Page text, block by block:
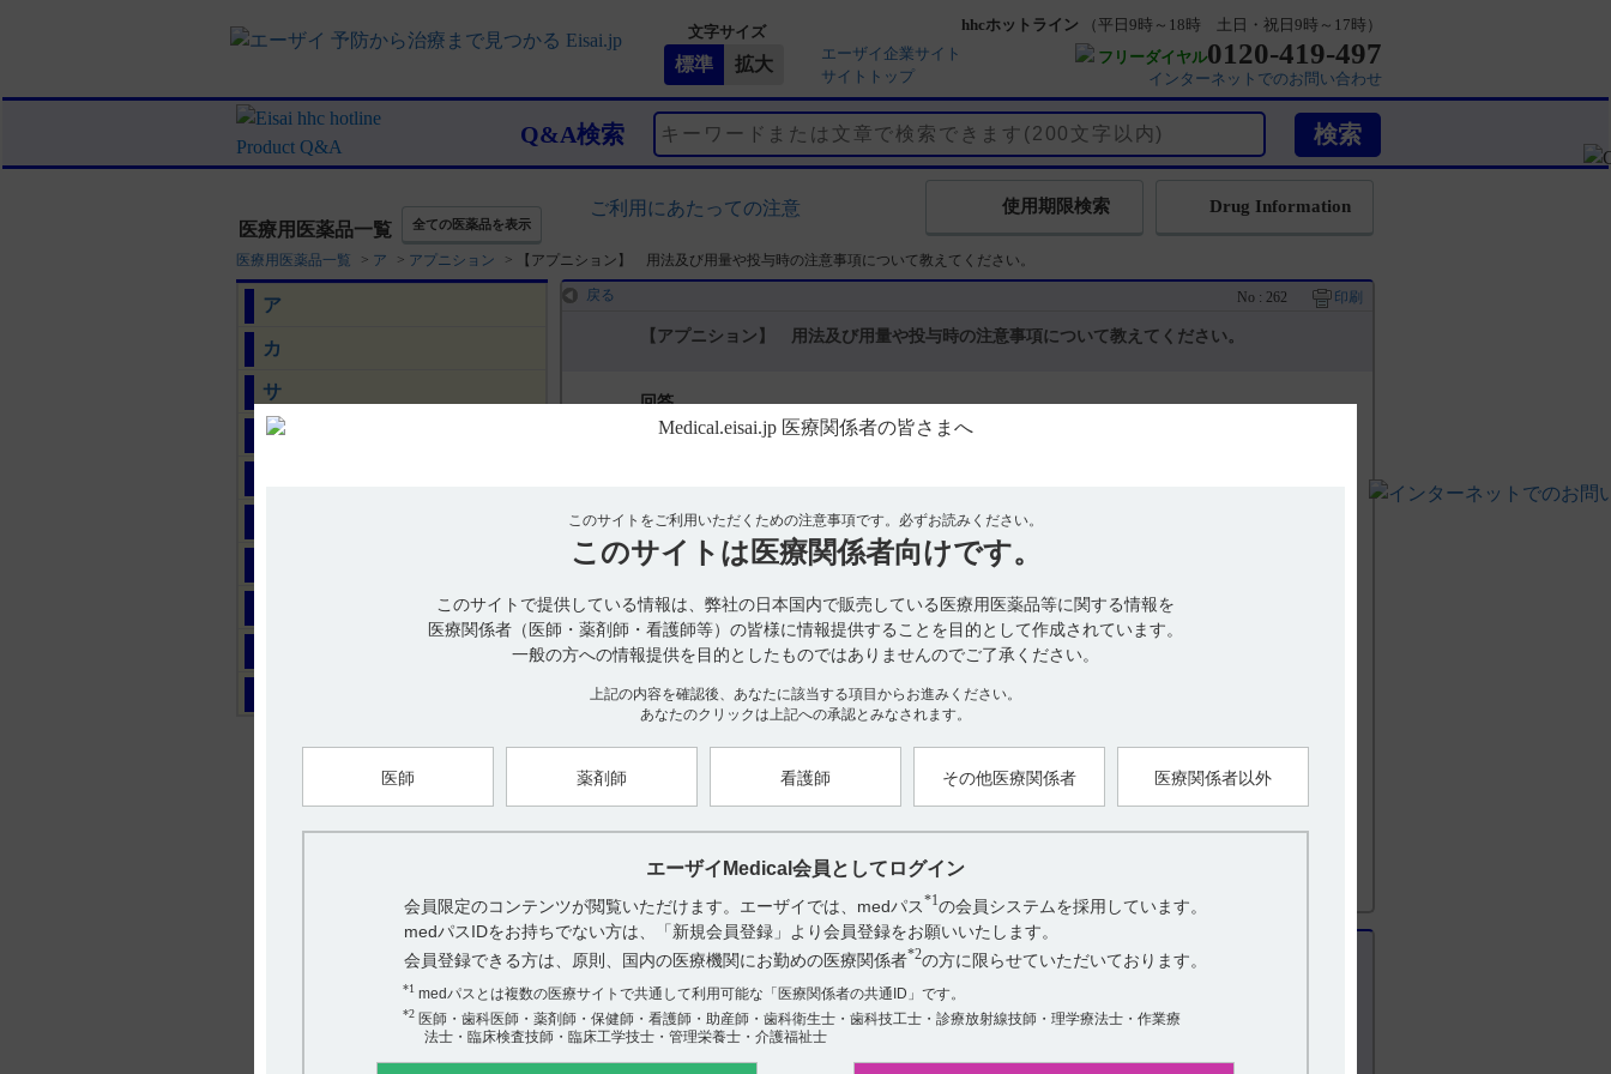
文字サイズ
エーザイ企業サイト
サイトトップ
hhcホットライン
（平日9時～18時 土日・祝日9時～17時）
フリーダイヤル0120-419-497
インターネットでのお問い合わせ
Q&A検索
医療用医薬品一覧 全ての医薬品を表示
ご利用にあたっての注意 Drug Information
使用期限検索
医療用医薬品一覧 > ア > アプニション > 【アプニション】 用法及び用量や投与時の注意事項について教えてください。
ア
カ
サ
タ
このサイトをご利用いただくための注意事項です。 必ずお読みください。
このサイトは 医療関係者向けです。
このサイトで提供している情報は、弊社の日本国内で販売している医療用医薬品等に関する情報を
医療関係者（医師・薬剤師・看護師等）の皆様に情報提供することを目的として作成されています。
一般の方への情報提供を目的としたものではありませんのでご了承ください。
上記の内容を確認後、あなたに該当する項目からお進みください。
あなたのクリックは上記への承認とみなされます。
医師 薬剤師 看護師 その他医療関係者 医療関係者以外
エーザイMedical会員としてログイン
会員限定のコンテンツが閲覧いただけます。エーザイでは、medパス*1の会員システムを採用しています。
medパスIDをお持ちでない方は、「新規会員登録」より会員登録をお願いいたします。
会員登録できる方は、原則、国内の医療機関にお勤めの医療関係者*2の方に限らせていただいております。
*1medパスとは複数の医療サイトで共通して利用可能な「医療関係者の共通ID」です。
*2医師・歯科医師・薬剤師・保健師・看護師・助産師・歯科衛生士・歯科技工士・診療放射線技師・理学療法士・作業療
法士・臨床検査技師・臨床工学技士・管理栄養士・介護福祉士
戻る No : 262 印刷
【アプニション】 用法及び用量や投与時の注意事項について教えてください。
回答
アミノフィリン水和物として、初回投与量を4～6mg／kg（本剤0.8～1.2mL／kg）、維持投与量2～6mg／kg／
日（本剤0.4～1.2mL／kg／日）を1日2～3回に分けて、緩徐に静脈内注射する。なお、臨床症状、血中濃度に
応じて適宜増減する。（引用1）
■用法及び用量に関連する注意
適宜増減の際にはテオフィリン有効血中濃度の上限である15μg／mLを超えないよう注意すること。また、血中
濃度の上限付近でも治療に反応しない場合は、投与を中止し、他の治療法への切り替えを考慮すること。（引
【引用】
1）アプニション静注15mg電子添文 2021年1月改訂（第1版） 6．用法及び用量
2022年3月
アンケート:ご意見をお聞かせください
役に立った
役に立たなかった